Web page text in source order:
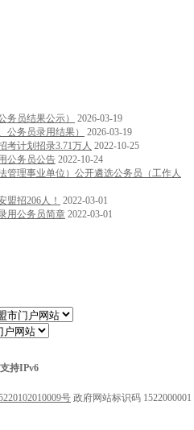
务员结果公示）
2026-03-19
公务员录用结果）
2026-03-19
考计划招录3.71万人 2022-10-25
公务员公告 2022-10-24
管理事业单位）公开遴选公务员（工作人
盟招206人！ 2022-03-01
用公务员简章 2022-03-01
持IPv6
号 政府网站标识码 1522000001